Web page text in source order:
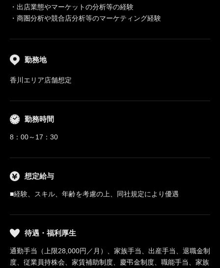
・出店業態やマーケットの分析等の経験
・商圏分析や競合店分析等のマーケティング経験
勤務地
香川エリア店舗想定
勤務時間
8：00～17：30
想定給与
■経験、スキル、年齢を考慮の上、同社規定により優遇
待遇・福利厚生
通勤手当（上限28,000円／月）、家族手当、出産手当、退職金制
度、従業員持株会、家賃補助制度、慶弔金制度、職能手当、家族